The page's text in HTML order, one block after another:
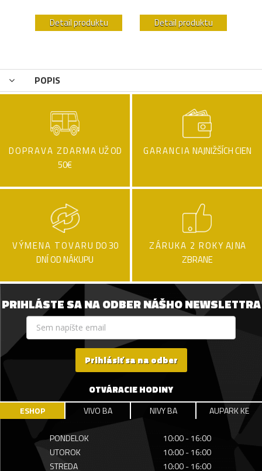
Detail produktu Detail produktu
POPIS
DOPRAVA ZDARMA UŽ OD
50€
GARANCIA NAJNIŽŠÍCH CIEN
VÝMENA TOVARU DO 30
DNÍ OD NÁKUPU
ZÁRUKA 2 ROKY AJ NA
ZBRANE
PRIHLÁSTE SA NA ODBER NÁŠHO NEWSLETTRA
Prihlásiť sa na odber
OTVÁRACIE HODINY
ESHOP VIVO BA NIVY BA AUPARK KE
PONDELOK
10:00 - 16:00
UTOROK
10:00 - 16:00
STREDA
10:00 - 16:00